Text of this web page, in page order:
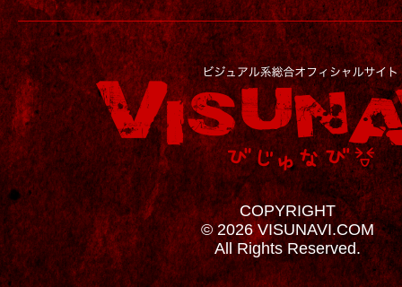
COPYRIGHT
© 2026 VISUNAVI.COM
All Rights Reserved.